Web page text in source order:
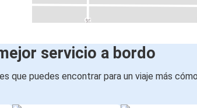
servicio a bordo
que puedes encontrar para un viaje más